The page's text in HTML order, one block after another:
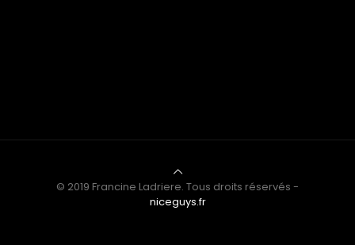
© 2019 Francine Ladriere. Tous droits réservés -
niceguys.fr